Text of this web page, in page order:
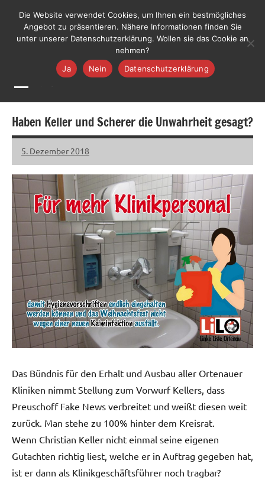
springen
LiLO
Liste
Lebenswerte
Ortenau
Jetzt mitmachen
Haben Keller und Scherer die Unwahrheit gesagt?
5. Dezember 2018
LiLO
Das Bündnis für den Erhalt und Ausbau aller Ortenauer
Kliniken nimmt Stellung zum Vorwurf Kellers, dass
Preuschoff Fake News verbreitet und weißt diesen weit
zurück. Man stehe zu 100% hinter dem Kreisrat.
Wenn Christian Keller nicht einmal seine eigenen
Gutachten richtig liest, welche er in Auftrag gegeben hat,
ist er dann als Klinikgeschäftsführer noch tragbar?
Die Website verwendet Cookies, um Ihnen ein bestmögliches
Angebot zu präsentieren. Nähere Informationen finden Sie
unter unserer Datenschutzerklärung. Wollen sie das Cookie an
nehmen?
Ja
Nein Datenschutzerklärung